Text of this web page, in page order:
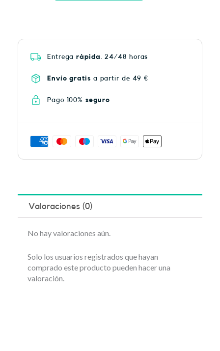
Entregarápida . 24/48 horas
Envío gratis a partir de 49 €
Pago 100% seguro
Valoraciones (0)
No hay valoraciones aún.
Solo los usuarios registrados que hayan
comprado este producto pueden hacer una
valoración.